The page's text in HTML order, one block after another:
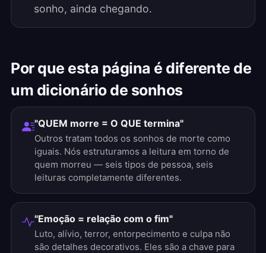
sonho, ainda chegando.
Por que esta página é diferente de
um dicionário de sonhos
"QUEM morre = O QUE termina"
Outros tratam todos os sonhos de morte como
iguais. Nós estruturamos a leitura em torno de
quem morreu — seis tipos de pessoa, seis
leituras completamente diferentes.
"Emoção = relação com o fim"
Luto, alívio, terror, entorpecimento e culpa não
são detalhes decorativos. Eles são a chave para